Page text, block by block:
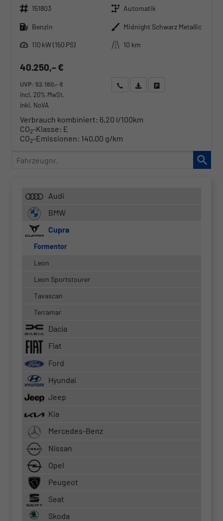
Fahrzeugnr. 151803 Getriebe Automatik
Kraftstoff
Benzin Außenfarbe Midnight Schwarz Metallic
Leistung
110 kW (150 PS) Kilometerstand 10 km
40.250,– €
UVP: 52.160,– €
incl. 20% MwSt.
inkl. NoVA
Wir rufen Sie anAngebot drucken (PDF)
Verbrauch kombiniert: 6,20 l/100km
CO2-Klasse: E
CO2-Emissionen: 140,00 g/km
Fahrzeugnr.
Audi
BMW
Cupra
Formentor
Leon
Leon Sportstourer
Tavascan
Terramar
Dacia
Fiat
Ford
Hyundai
Jeep
Kia
Mercedes-Benz
Nissan
Opel
Peugeot
Seat
Skoda